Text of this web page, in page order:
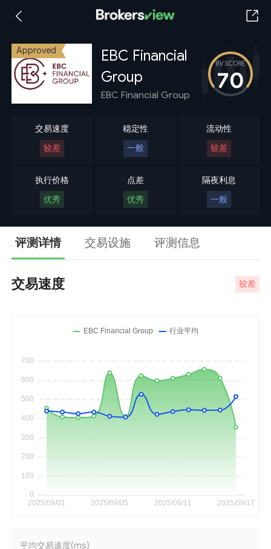
Approved
EBC Financial
Group
EBC Financial Group
70
交易速度
较差
稳定性
一般
流动性
较差
执行价格
优秀
点差
优秀
隔夜利息
一般
评测详情 交易设施 评测信息
交易速度 较差
平均交易速度(ms)